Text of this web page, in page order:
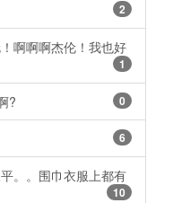
2
啊啊啊杰伦！我也好
1
? 0
6
。。围巾衣服上都有
10